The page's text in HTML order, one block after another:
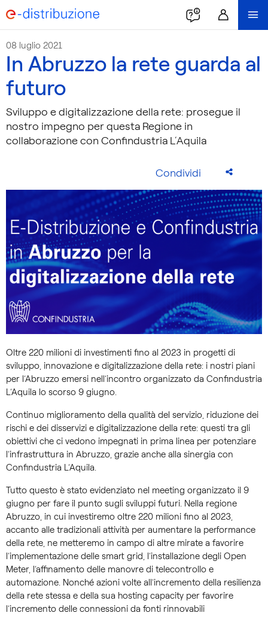
08 luglio 2021
In Abruzzo la rete guarda al
futuro
Sviluppo e digitalizzazione della rete: prosegue il
nostro impegno per questa Regione in
collaborazione con Confindustria L’Aquila
Condividi
Oltre 220 milioni di investimenti fino al 2023 in progetti di
sviluppo, innovazione e digitalizzazione della rete: i nostri piani
per l’Abruzzo emersi nell’incontro organizzato da Confindustria
L’Aquila lo scorso 9 giugno.
Continuo miglioramento della qualità del servizio, riduzione dei
rischi e dei disservizi e digitalizzazione della rete: questi tra gli
obiettivi che ci vedono impegnati in prima linea per potenziare
l’infrastruttura in Abruzzo, grazie anche alla sinergia con
Confindustria L’Aquila.
Tutto questo è stato evidenziato nel meeting organizzato il 9
giugno per fare il punto sugli sviluppi futuri. Nella regione
Abruzzo, in cui investiremo oltre 220 milioni fino al 2023,
accanto alle tradizionali attività per aumentare la performance
della rete, ne metteremo in campo di altre mirate a favorire
l’implementazione delle smart grid, l’installazione degli Open
Meter, l’affinamento delle manovre di telecontrollo e
automazione. Nonché azioni volte all’incremento della resilienza
della rete stessa e della sua hosting capacity per favorire
l’incremento delle connessioni da fonti rinnovabili